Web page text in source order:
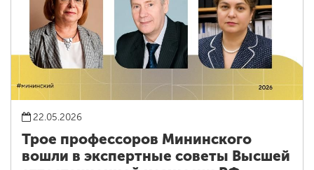
22.05.2026
Трое профессоров Мининского
вошли в экспертные советы Высшей